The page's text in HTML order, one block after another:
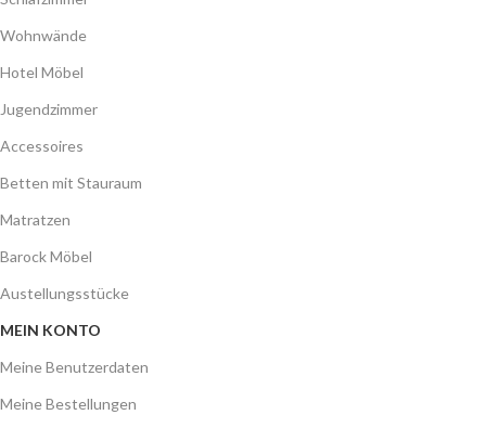
Wohnwände
Hotel Möbel
Jugendzimmer
Accessoires
Betten mit Stauraum
Matratzen
Barock Möbel
Austellungsstücke
MEIN KONTO
Meine Benutzerdaten
Meine Bestellungen